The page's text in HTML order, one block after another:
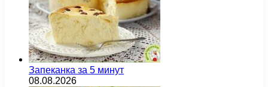
Запеканка за 5 минут
08.08.2026